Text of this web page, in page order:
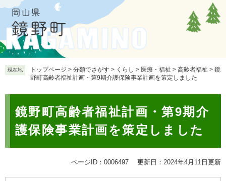
先
頭
を
飛
現在地 トップページ > 分類でさがす > くらし > 医療・福祉 > 高齢者福祉 > 鏡
野町高齢者福祉計画・第9期介護保険事業計画を策定しました
鏡野町高齢者福祉計画・第9期介
護保険事業計画を策定しました
ページID：0006497 更新日：2024年4月11日更新